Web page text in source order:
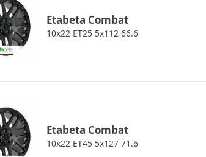
Etabeta Combat
10x22 ET25 5x112 66.6
Etabeta Combat
10x22 ET45 5x127 71.6